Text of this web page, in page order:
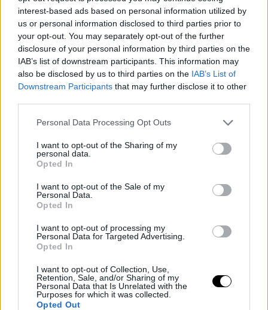
interest-based ads based on personal information utilized by
us or personal information disclosed to third parties prior to
your opt-out. You may separately opt-out of the further
disclosure of your personal information by third parties on the
IAB’s list of downstream participants. This information may
also be disclosed by us to third parties on the IAB’s List of
Downstream Participants that may further disclose it to other
Personal Data Processing Opt Outs
I want to opt-out of the Sharing of my
personal data.
Opted In
I want to opt-out of the Sale of my
Personal Data.
Opted In
I want to opt-out of processing my
Personal Data for Targeted Advertising.
Opted In
I want to opt-out of Collection, Use,
Retention, Sale, and/or Sharing of my
Personal Data that Is Unrelated with the
Purposes for which it was collected.
Opted Out